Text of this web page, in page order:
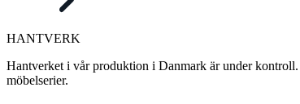
HANTVERK
Hantverket i vår produktion i Danmark är under kontroll.
möbelserier.